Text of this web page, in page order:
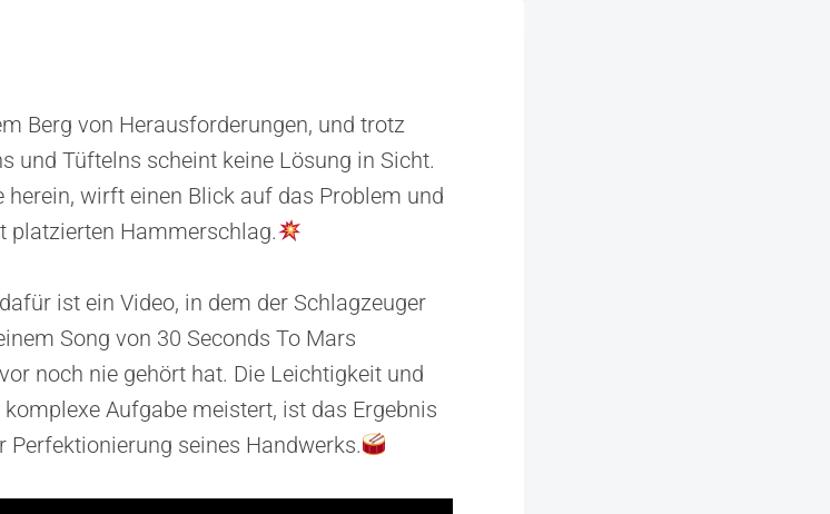
Berg von Herausforderungen, und trotz
und Tüftelns scheint keine Lösung in Sicht.
herein, wirft einen Blick auf das Problem und
platzierten Hammerschlag.
ist ein Video, in dem der Schlagzeuger
Song von 30 Seconds To Mars
noch nie gehört hat. Die Leichtigkeit und
Aufgabe meistert, ist das Ergebnis
Perfektionierung seines Handwerks.